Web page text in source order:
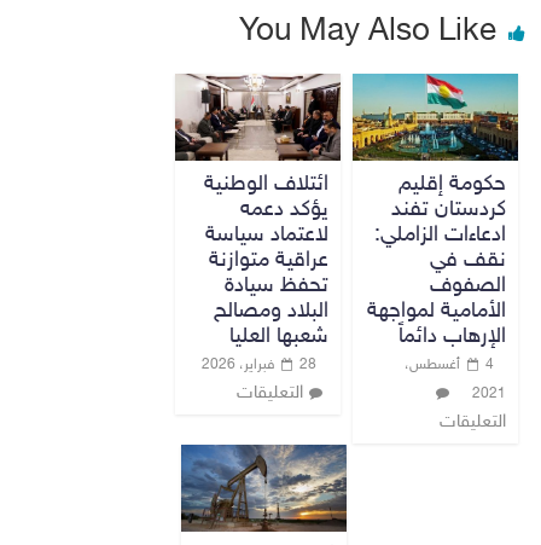
You May Also Like
حكومة إقليم
كردستان تفند
ادعاءات الزاملي:
نقف في
الصفوف
الأمامية لمواجهة
الإرهاب دائماً
4 أغسطس،
2021
التعليقات
ائتلاف الوطنية
يؤكد دعمه
لاعتماد سياسة
عراقية متوازنة
تحفظ سيادة
البلاد ومصالح
شعبها العليا
28 فبراير، 2026
التعليقات